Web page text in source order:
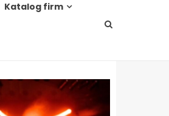
Katalog firm